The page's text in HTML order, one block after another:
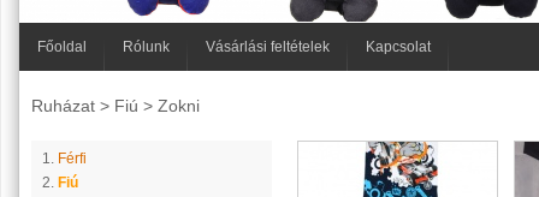
Főoldal Rólunk Vásárlási feltételek Kapcsolat
Ruházat> Fiú > Zokni
1. Férfi
2. Fiú